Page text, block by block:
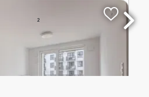
57.23 m2
Cena za m2
20 000 PLN
Włochy al. Aleje Jerozolimskie